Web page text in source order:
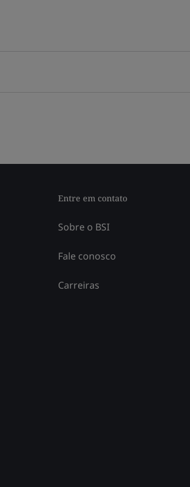
Entre em contato
Sobre o BSI
Fale conosco
Carreiras